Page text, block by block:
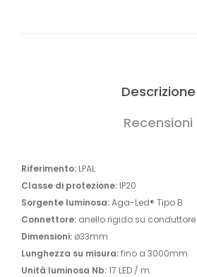
Descrizione
Recensioni
Riferimento: LPAL
Classe di protezione: IP20
Sorgente luminosa:Aga-Led® Tipo B
Connettore: anello rigido su conduttore
Dimensioni: ø33mm
Lunghezza su misura:fino a 3000mm
Unità luminosa Nb:17 LED / m